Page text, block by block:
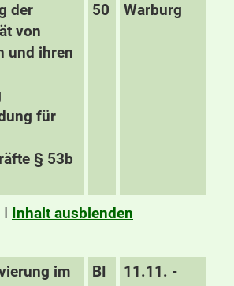
der
von
und ihren
für
§ 53b
50
Warburg
I Inhalt ausblenden
im
BI
11.11. -